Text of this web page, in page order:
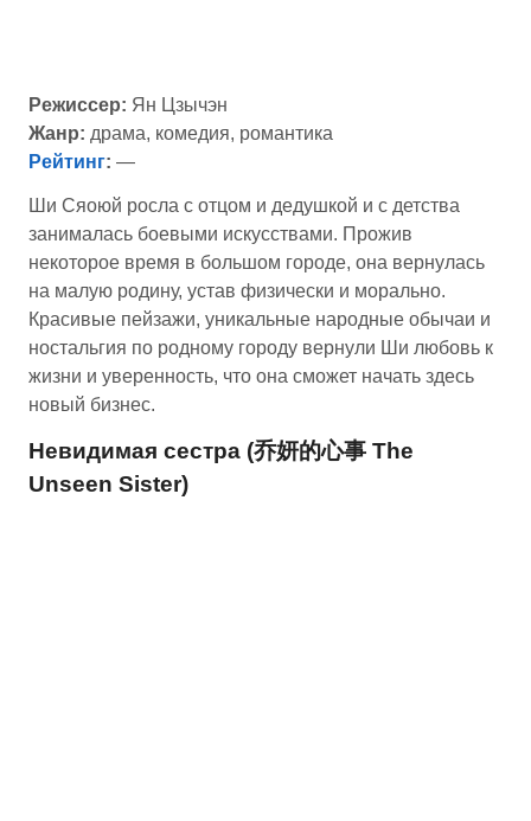
Режиссер: Ян Цзычэн
Жанр: драма, комедия, романтика
Рейтинг: —
Ши Сяоюй росла с отцом и дедушкой и с детства
занималась боевыми искусствами. Прожив
некоторое время в большом городе, она вернулась
на малую родину, устав физически и морально.
Красивые пейзажи, уникальные народные обычаи и
ностальгия по родному городу вернули Ши любовь к
жизни и уверенность, что она сможет начать здесь
новый бизнес.
Невидимая сестра (乔妍的心事 The
Unseen Sister)